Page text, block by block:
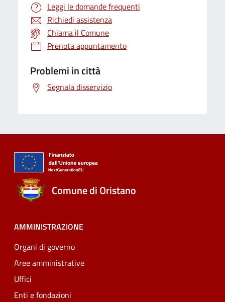
Leggi le domande frequenti
Richiedi assistenza
Chiama il Comune
Prenota appuntamento
Problemi in città
Segnala disservizio
Comune di Oristano
AMMINISTRAZIONE
Organi di governo
Aree amministrative
Uffici
Enti e fondazioni